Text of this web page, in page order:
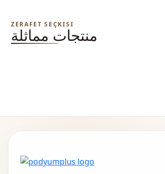
ZERAFET SEÇKISI
منتجات مماثلة